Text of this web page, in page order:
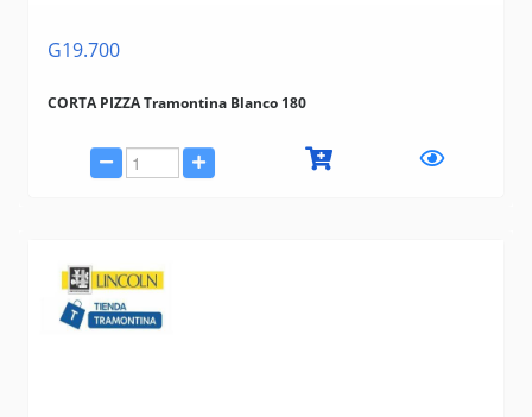
G19.700
CORTA PIZZA Tramontina Blanco 180